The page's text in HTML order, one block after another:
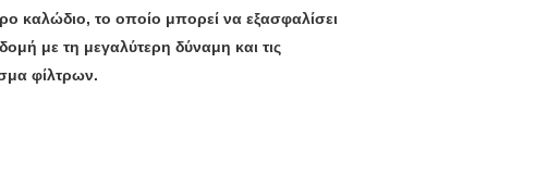
καλώδιο, το οποίο μπορεί να εξασφαλίσει
με τη μεγαλύτερη δύναμη και τις
φίλτρων.